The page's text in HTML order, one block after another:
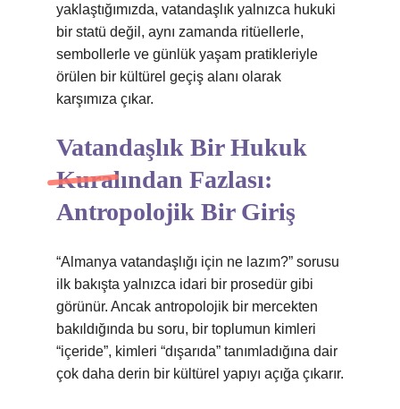
yaklaştığımızda, vatandaşlık yalnızca hukuki
bir statü değil, aynı zamanda ritüellerle,
sembollerle ve günlük yaşam pratikleriyle
örülen bir kültürel geçiş alanı olarak
karşımıza çıkar.
Vatandaşlık Bir Hukuk
Kuralından Fazlası:
Antropolojik Bir Giriş
“Almanya vatandaşlığı için ne lazım?” sorusu
ilk bakışta yalnızca idari bir prosedür gibi
görünür. Ancak antropolojik bir mercekten
bakıldığında bu soru, bir toplumun kimleri
“içeride”, kimleri “dışarıda” tanımladığına dair
çok daha derin bir kültürel yapıyı açığa çıkarır.